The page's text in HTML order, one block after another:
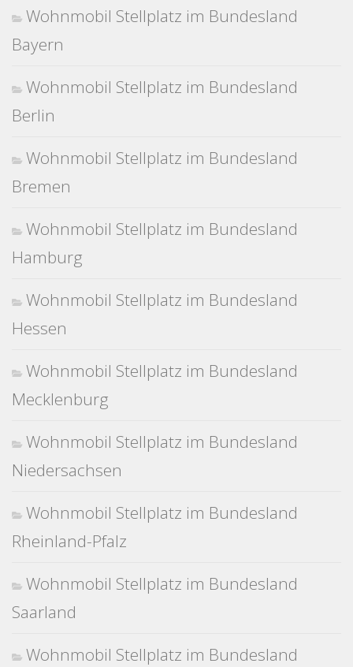
Wohnmobil Stellplatz im Bundesland
Bayern
Wohnmobil Stellplatz im Bundesland
Berlin
Wohnmobil Stellplatz im Bundesland
Bremen
Wohnmobil Stellplatz im Bundesland
Hamburg
Wohnmobil Stellplatz im Bundesland
Hessen
Wohnmobil Stellplatz im Bundesland
Mecklenburg
Wohnmobil Stellplatz im Bundesland
Niedersachsen
Wohnmobil Stellplatz im Bundesland
Rheinland-Pfalz
Wohnmobil Stellplatz im Bundesland
Saarland
Wohnmobil Stellplatz im Bundesland